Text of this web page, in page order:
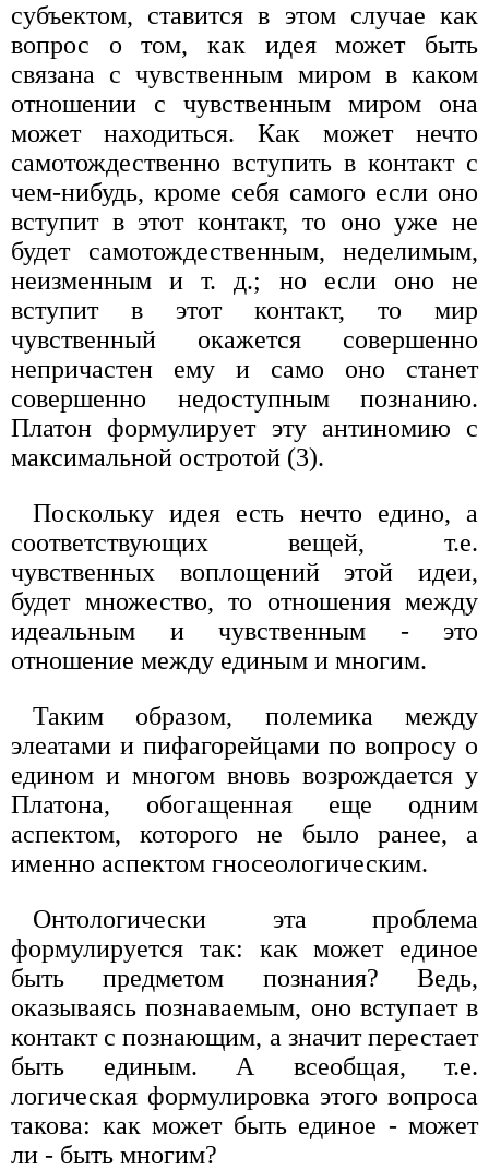
субъектом, ставится в этом случае как
вопрос о том, как идея может быть
связана с чувственным миром в каком
отношении с чувственным миром она
может находиться. Как может нечто
самотождественно вступить в контакт с
чем-нибудь, кроме себя самого если оно
вступит в этот контакт, то оно уже не
будет самотождественным, неделимым,
неизменным и т. д.; но если оно не
вступит в этот контакт, то мир
чувственный окажется совершенно
непричастен ему и само оно станет
совершенно недоступным познанию.
Платон формулирует эту антиномию с
максимальной остротой (3).
Поскольку идея есть нечто едино, а
соответствующих вещей, т.е.
чувственных воплощений этой идеи,
будет множество, то отношения между
идеальным и чувственным - это
отношение между единым и многим.
Таким образом, полемика между
элеатами и пифагорейцами по вопросу о
едином и многом вновь возрождается у
Платона, обогащенная еще одним
аспектом, которого не было ранее, а
именно аспектом гносеологическим.
Онтологически эта проблема
формулируется так: как может единое
быть предметом познания? Ведь,
оказываясь познаваемым, оно вступает в
контакт с познающим, а значит перестает
быть единым. А всеобщая, т.е.
логическая формулировка этого вопроса
такова: как может быть единое - может
ли - быть многим?